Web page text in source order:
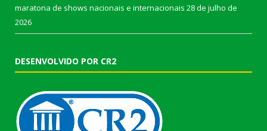
maratona de shows nacionais e internacionais 28 de julho de
2026
DESENVOLVIDO POR CR2